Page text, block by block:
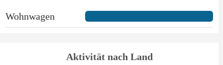
Wohnwagen
Aktivität nach Land